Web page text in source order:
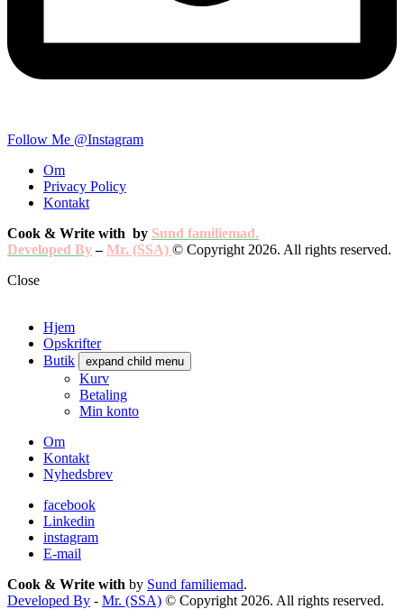
Follow Me @Instagram
Om
Privacy Policy
Kontakt
Cook & Write with by Sund familiemad.
Developed By–Mr. (SSA) © Copyright 2026. All rights reserved.
Close
Hjem
Opskrifter
Butik
expand child menu
Kurv
Betaling
Min konto
Om
Kontakt
Nyhedsbrev
facebook
Linkedin
instagram
E-mail
Cook & Write with by Sund familiemad.
Developed By - Mr. (SSA) © Copyright 2026. All rights reserved.